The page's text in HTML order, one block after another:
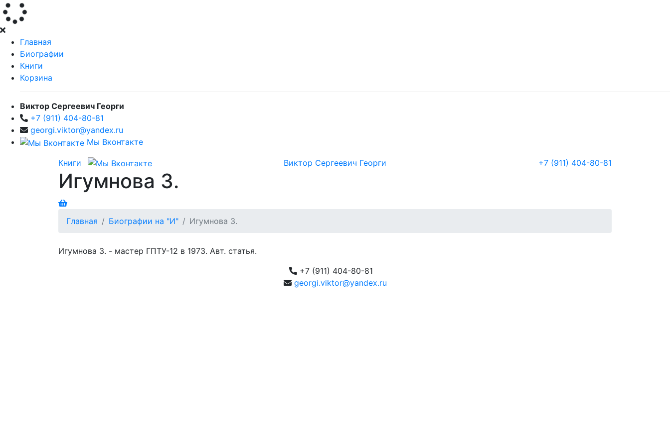
Главная
Биографии
Книги
Корзина
Виктор Сергеевич Георги
+7 (911) 404-80-81
georgi.viktor@yandex.ru
Мы Вконтакте
Книги Виктор Сергеевич Георги +7 (911) 404-80-81
Игумнова З.
Главная Биографии на "И" Игумнова З.
Игумнова З. - мастер ГПТУ-12 в 1973. Авт. статья.
+7 (911) 404-80-81
georgi.viktor@yandex.ru